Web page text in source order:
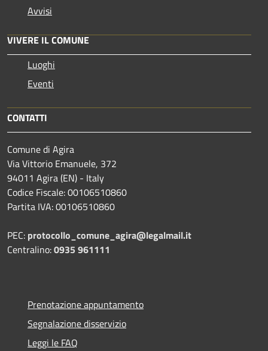
Avvisi
VIVERE IL COMUNE
Luoghi
Eventi
CONTATTI
Comune di Agira
Via Vittorio Emanuele, 372
94011 Agira (EN) - Italy
Codice Fiscale: 00106510860
Partita IVA: 00106510860
PEC: protocollo_comune_agira@legalmail.it
Centralino:0935 961111
Prenotazione appuntamento
Segnalazione disservizio
Leggi le FAQ